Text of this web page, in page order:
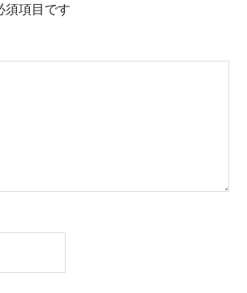
須項目です